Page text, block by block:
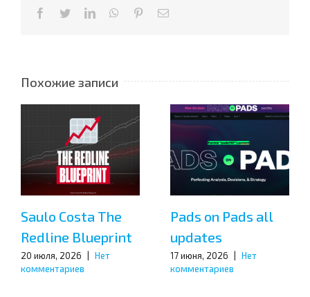
Facebook
TwitterLinkedInWhatsApp
PinterestEmail
Похожие записи
Saulo Costa The
Redline Blueprint
20 июля, 2026
Нет
комментариев
Pads on Pads all
updates
17 июня, 2026
Нет
комментариев